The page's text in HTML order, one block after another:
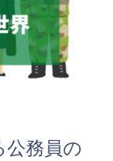
公務員の